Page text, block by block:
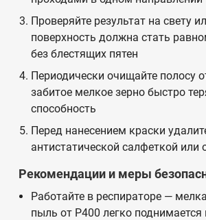
Проверяйте результат на свету
поверхность должна стать
без блестящих пятен
Периодически очищайте полосу
забитое мелкое зерно быстро
способность
Перед нанесением краски
антистатической салфеткой или
Рекомендации и меры
Работайте в респираторе —
пыль от Р400 легко поднимается